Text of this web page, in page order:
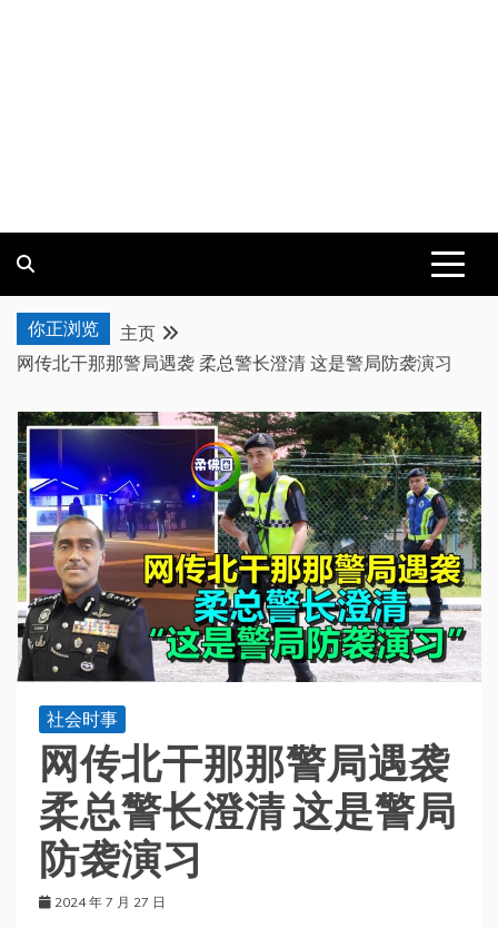
你正浏览
主页
网传北干那那警局遇袭 柔总警长澄清 这是警局防袭演习
社会时事
网传北干那那警局遇袭
柔总警长澄清 这是警局
防袭演习
2024 年 7 月 27 日